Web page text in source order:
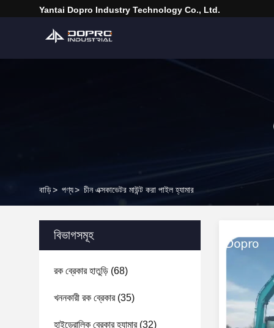
Yantai Dopro Industry Technology Co., Ltd.
বাড়ি> পণ্য> চীন এক্সকাভেটর মাউন্ট করা পাইল হ্যামার
বিভাগসমূহ
রক ব্রেকার হাতুড়ি (68)
খননকারী রক ব্রেকার(35)
হাইড্রোলিক ব্রেকার হ্যামার(32)